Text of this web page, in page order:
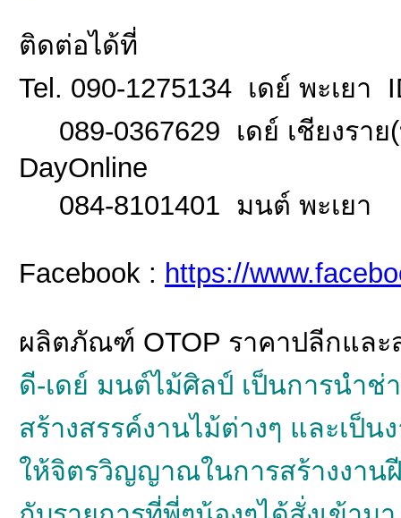
ติดต่อได้ที่
Tel. 090-1275134 เดย์ พะเยา
089-0367629 เดย์ เชียงราย
DayOnline
084-8101401 มนต์ พะเยา
Facebook : https://
ผลิตภัณฑ์ OTOP ราคาปลีกและ
ดี-เดย์ มนต์ไม้ศิลป์ เป็นการนำ
สร้างสรรค์งานไม้ต่างๆ และเป็
ให้จิตรวิญญาณในการสร้างงาน